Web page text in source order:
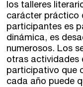
los talleres
carácter práctico
participantes es
dinámica, es
numerosos. Los
otras actividades
participativo que
cada año puede